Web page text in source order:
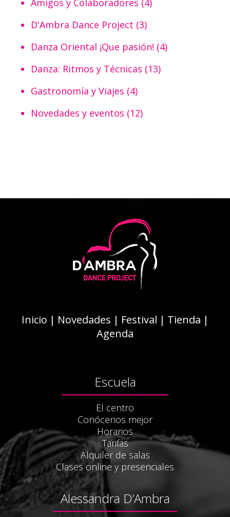
Amigos y Colaboradores (4)
D'Ambra Dance Project (3)
Danza Oriental ¡Que pasión! (4)
Danza: Ritmos y Técnicas (13)
Gastronomía y Viajes (4)
Novedades y eventos (12)
Inicio | Novedades | Festival | Tienda |
Agenda
Escuela
El centro
Conócenos mejor
Horarios
Tarifas
Alquiler de salas
Clases online y presenciales
Alessandra D’Ambra